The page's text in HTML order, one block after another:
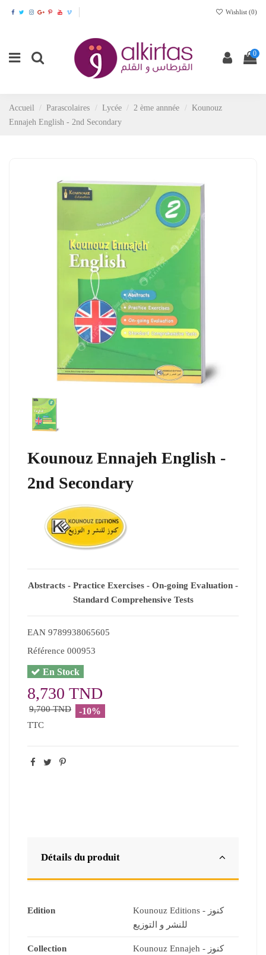
Wishlist (0)
0
Accueil Parascolaires Lycée 2 ème annnée
Kounouz
Ennajeh English - 2nd Secondary
Kounouz Ennajeh English -
2nd Secondary
Abstracts - Practice Exercises - On-going Evaluation -
Standard Comprehensive Tests
EAN 9789938065605
Référence 000953
En Stock
8,730 TND
9,700 TND -10%
TTC
Détails du produit
Edition
Kounouz Editions - كنوز
للنشر و التوزيع
Collection
Kounouz Ennajeh - كنوز